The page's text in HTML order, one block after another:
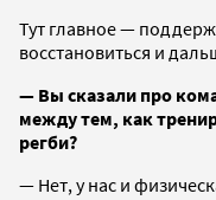
Тут главное —
восстановиться и
— Вы сказали про
между тем, как
регби?
— Нет, у нас и